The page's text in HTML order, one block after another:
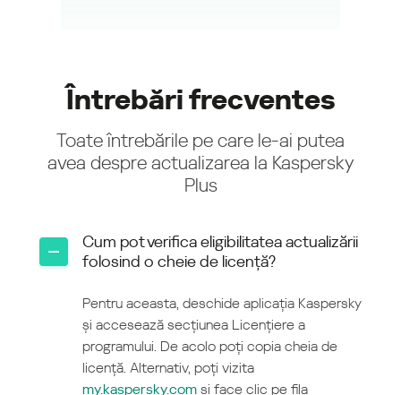
Întrebări frecventes
Toate întrebările pe care le-ai putea
avea despre actualizarea la Kaspersky
Plus
Cum pot verifica eligibilitatea actualizării
folosind o cheie de licență?
Pentru aceasta, deschide aplicația Kaspersky
și accesează secțiunea Licențiere a
programului. De acolo poți copia cheia de
licență. Alternativ, poți vizita
my.kaspersky.com și face clic pe fila